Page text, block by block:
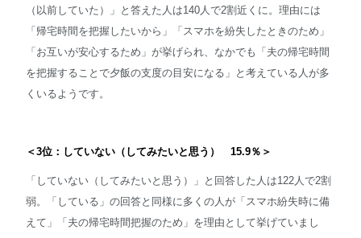
（以前していた）」と答えた人は140人で2割近くに。理由には
「帰宅時間を把握したいから」「スマホを紛失したときのため」
「お互いが安心するため」が挙げられ、なかでも「夫の帰宅時間
を把握することで夕飯の支度の目安になる」と考えている人が多
くいるようです。
＜3位：していない（してみたいと思う） 15.9％＞
「していない（してみたいと思う）」と回答した人は122人で2割
弱。「している」の回答と同様に多くの人が「スマホ紛失時に備
えて」「夫の帰宅時間把握のため」を理由として挙げていまし